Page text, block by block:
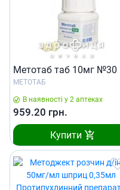
Метотаб таб 10мг №30
МЕТОТАБ
В наявності у 2 аптеках
959.20 грн.
Купити